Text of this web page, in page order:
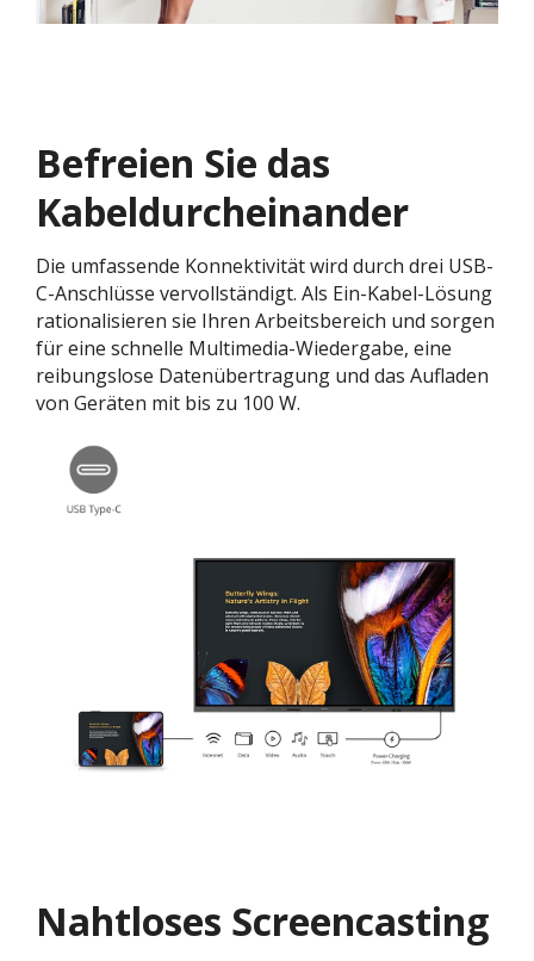
Befreien Sie das
Kabeldurcheinander
Die umfassende Konnektivität wird durch drei USB-
C-Anschlüsse vervollständigt. Als Ein-Kabel-Lösung
rationalisieren sie Ihren Arbeitsbereich und sorgen
für eine schnelle Multimedia-Wiedergabe, eine
reibungslose Datenübertragung und das Aufladen
von Geräten mit bis zu 100 W.
Nahtloses Screencasting